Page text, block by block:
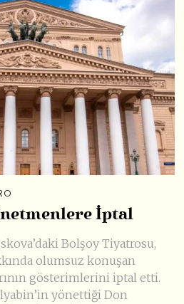
İptal
Bolşoy Tiyatrosu,
olumsuz konuşan
gösterimlerini iptal etti.
yönettiği Don